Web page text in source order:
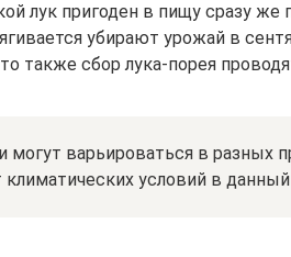
лук пригоден в пищу сразу же
убирают урожай в
также сбор лука-порея
могут варьироваться в разных
условий в